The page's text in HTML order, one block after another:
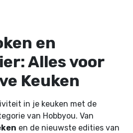
en
Alles voor
Keuken
in je keuken met de
van Hobbyou. Van
en de nieuwste edities van